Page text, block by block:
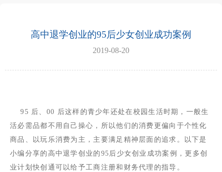
高中退学创业的95后少女创业成功案例
2019-08-20
95 后、 00 后这样的青少年还处在校园生活时期，一般生
活必需品都不用自己操心，所以他们的消费更偏向于个性化
商品、以玩乐消费为主，主要满足精神层面的追求。以下是
小编分享的高中退学创业的 95后少女创业成功案例，更多创
业计划快创通可以给予工商注册和财务代理的指导。